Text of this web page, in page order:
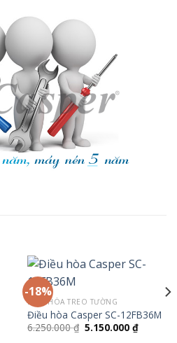
-18%
ĐIỀU HÒA TREO TƯỜNG
Điều hòa Casper SC-12FB36M
6.250.000₫ Giá
gốc
5.150.000 ₫Giá
hiện